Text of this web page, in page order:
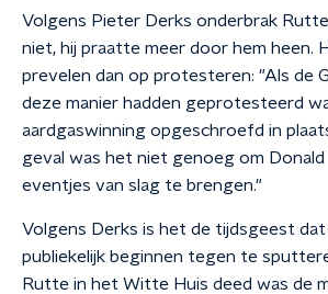
Volgens Pieter Derks onderbrak
niet, hij praatte meer door hem heen.
prevelen dan op protesteren: "Als de
deze manier hadden geprotesteerd
aardgaswinning opgeschroefd in
geval was het niet genoeg om Donald
eventjes van slag te brengen."
Volgens Derks is het de tijdsgeest
publiekelijk beginnen tegen te
Rutte in het Witte Huis deed was de